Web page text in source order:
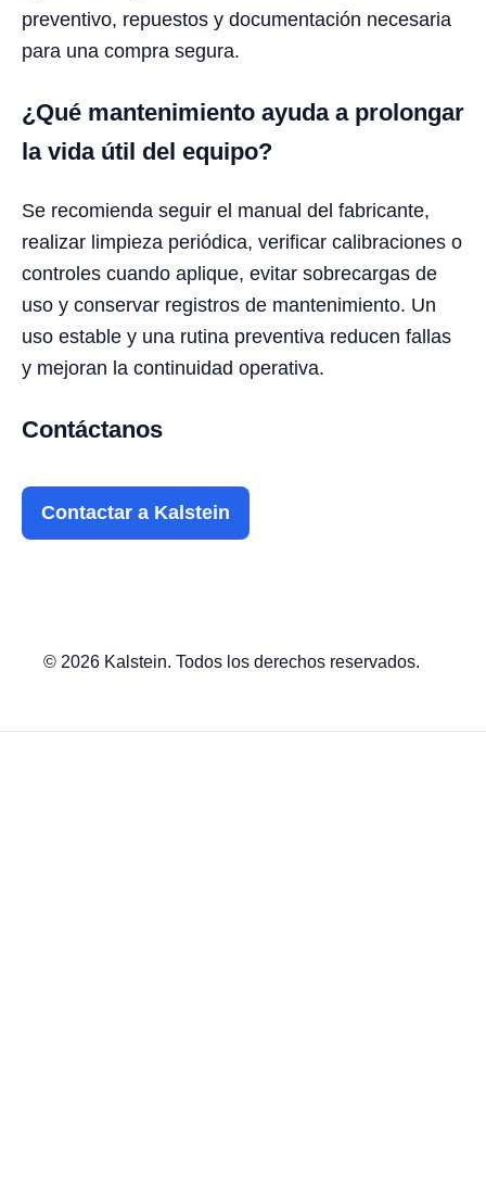
preventivo, repuestos y documentación necesaria
para una compra segura.
¿Qué mantenimiento ayuda a prolongar
la vida útil del equipo?
Se recomienda seguir el manual del fabricante,
realizar limpieza periódica, verificar calibraciones o
controles cuando aplique, evitar sobrecargas de
uso y conservar registros de mantenimiento. Un
uso estable y una rutina preventiva reducen fallas
y mejoran la continuidad operativa.
Contáctanos
Contactar a Kalstein
© 2026 Kalstein. Todos los derechos reservados.